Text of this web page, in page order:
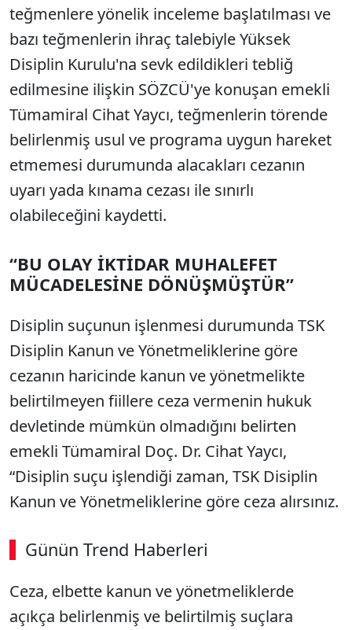
teğmenlere yönelik inceleme başlatılması ve
bazı teğmenlerin ihraç talebiyle Yüksek
Disiplin Kurulu'na sevk edildikleri tebliğ
edilmesine ilişkin SÖZCÜ'ye konuşan emekli
Tümamiral Cihat Yaycı, teğmenlerin törende
belirlenmiş usul ve programa uygun hareket
etmemesi durumunda alacakları cezanın
uyarı yada kınama cezası ile sınırlı
olabileceğini kaydetti.
“BU OLAY İKTİDAR MUHALEFET
MÜCADELESİNE DÖNÜŞMÜŞTÜR”
Disiplin suçunun işlenmesi durumunda TSK
Disiplin Kanun ve Yönetmeliklerine göre
cezanın haricinde kanun ve yönetmelikte
belirtilmeyen fiillere ceza vermenin hukuk
devletinde mümkün olmadığını belirten
emekli Tümamiral Doç. Dr. Cihat Yaycı,
“Disiplin suçu işlendiği zaman, TSK Disiplin
Kanun ve Yönetmeliklerine göre ceza alırsınız.
Günün Trend Haberleri
00:02 / 09:15
Sesi Aç
Ceza, elbette kanun ve yönetmeliklerde
açıkça belirlenmiş ve belirtilmiş suçlara